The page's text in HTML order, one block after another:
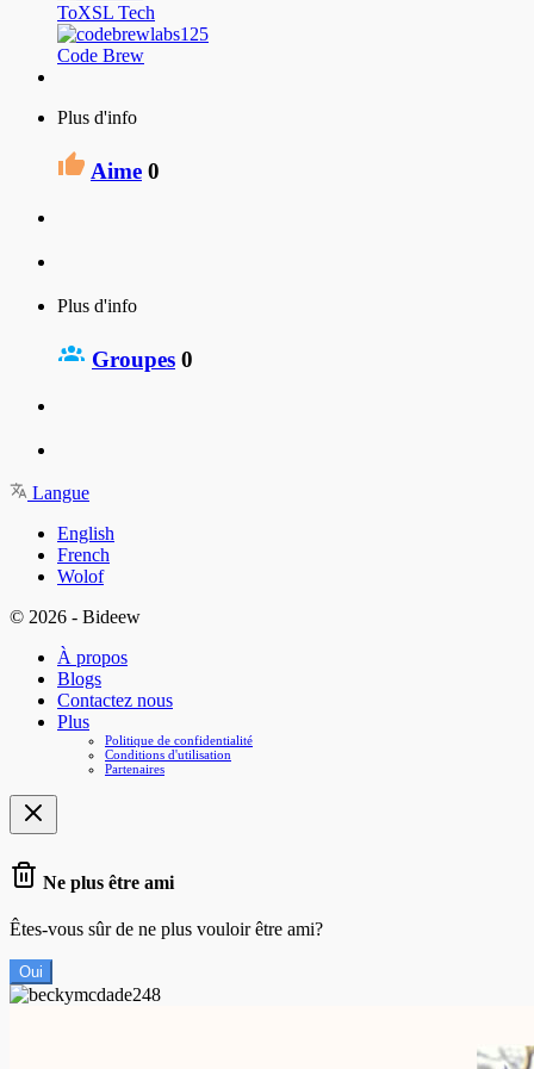
ToXSL Tech
Code Brew
Plus d'info
Aime 0
Plus d'info
Groupes 0
Langue
English
French
Wolof
© 2026 - Bideew
À propos
Blogs
Contactez nous
Plus
Politique de confidentialité
Conditions d'utilisation
Partenaires
Ne plus être ami
Êtes-vous sûr de ne plus vouloir être ami?
Oui